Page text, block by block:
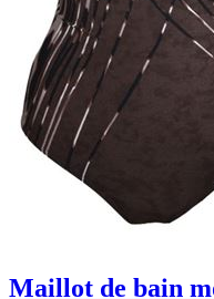
Maillot de bain